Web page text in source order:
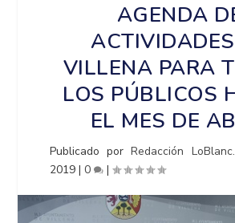
AGENDA
VILLENA PARA
LOS PÚBLICOS
EL MES DE
Publicado porRedacción
2019 |0 |